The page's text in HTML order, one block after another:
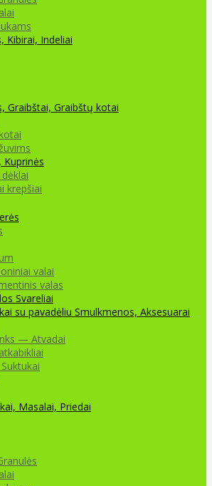
Kibirai, Indeliai
Graibštai, Graibštų kotai
Kuprinės
krepšiai
valai
valas
Svareliai
su pavadėliu Smulkmenos, Aksesuarai
— Atvadai
Masalai, Priedai